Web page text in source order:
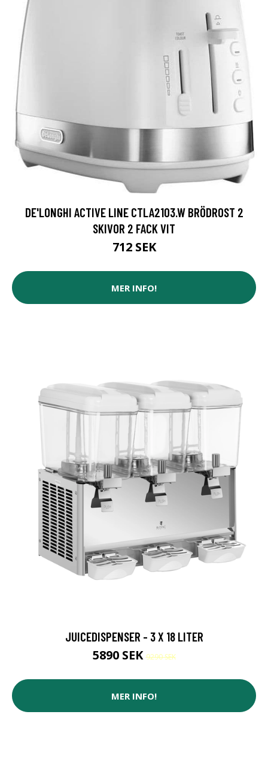
DE'LONGHI ACTIVE LINE CTLA2103.W BRÖDROST 2
SKIVOR 2 FACK VIT
712 SEK
MER INFO!
JUICEDISPENSER - 3 X 18 LITER
5890 SEK9290 SEK
MER INFO!